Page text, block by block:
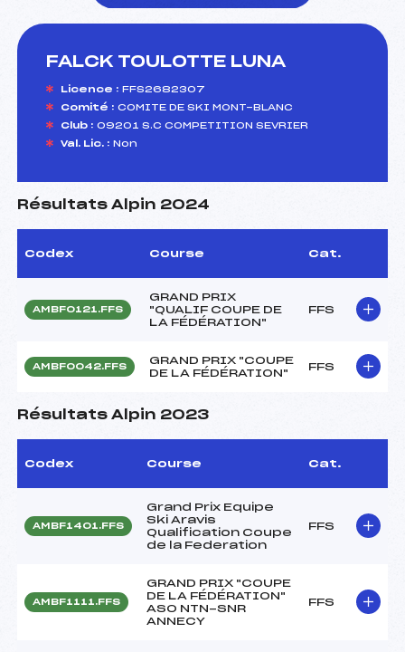
FALCK TOULOTTE LUNA
Licence : FFS2682307
Comité : COMITE DE SKI MONT-BLANC
Club : 09201 S.C COMPETITION SEVRIER
Val. Lic. : Non
Résultats Alpin 2024
Codex Course Cat.
AMBF0121.FFS
GRAND PRIX
"QUALIF COUPE DE
LA FÉDÉRATION"
FFS
AMBF0042.FFS
GRAND PRIX "COUPE
DE LA FÉDÉRATION"
FFS
Résultats Alpin 2023
Codex Course Cat.
AMBF1401.FFS
Grand Prix Equipe
Ski Aravis
Qualification Coupe
de la Federation
FFS
AMBF1111.FFS
GRAND PRIX "COUPE
DE LA FÉDÉRATION"
ASO NTN-SNR
ANNECY
FFS